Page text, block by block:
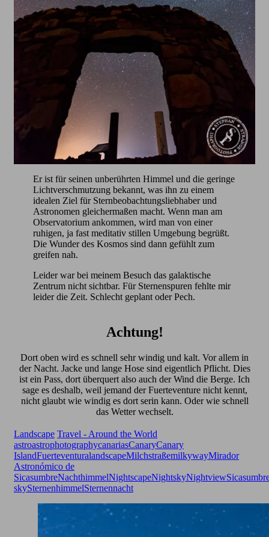
Er ist für seinen unberührten Himmel und die geringe
Lichtverschmutzung bekannt, was ihn zu einem
idealen Ziel für Sternbeobachtungsliebhaber und
Astronomen gleichermaßen macht. Wenn man am
Observatorium ankommen, wird man von einer
ruhigen, ja fast meditativ stillen Umgebung begrüßt.
Die Wunder des Kosmos sind dann gefühlt zum
greifen nah.
Leider war bei meinem Besuch das galaktische
Zentrum nicht sichtbar. Für Sternenspuren fehlte mir
leider die Zeit. Schlecht geplant oder Pech.
Achtung!
Dort oben wird es schnell sehr windig und kalt. Vor allem in
der Nacht. Jacke und lange Hose sind eigentlich Pflicht. Dies
ist ein Pass, dort überquert also auch der Wind die Berge. Ich
sage es deshalb, weil jemand der Fuerteventure nicht kennt,
nicht glaubt wie windig es dort serin kann. Oder wie schnell
das Wetter wechselt.
Landscape Travel - Around the World
astroastrophotographycanariasCanaryCanary
IslandFuerteventuralandscapeMilchstraßemilkywayMirador
Astronómico de
SicasumbreNachthimmelNightscapeNightskyNightview
skySternenhimmelSternennacht